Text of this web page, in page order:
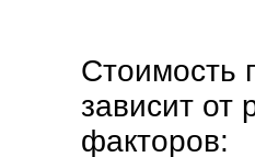
Стоимость
зависит от
факторов: